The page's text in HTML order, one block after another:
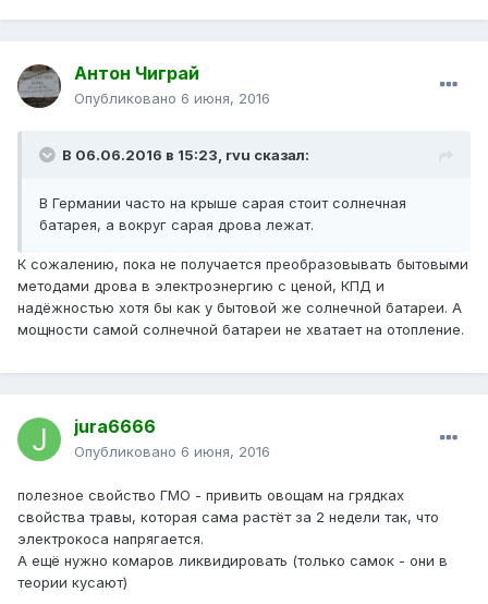
Антон Чиграй
Опубликовано 6 июня, 2016
В 06.06.2016 в 15:23, rvu сказал:
В Германии часто на крыше сарая стоит солнечная
батарея, а вокруг сарая дрова лежат.
К сожалению, пока не получается преобразовывать бытовыми
методами дрова в электроэнергию с ценой, КПД и
надёжностью хотя бы как у бытовой же солнечной батареи. А
мощности самой солнечной батареи не хватает на отопление.
jura6666
Опубликовано 6 июня, 2016
полезное свойство ГМО - привить овощам на грядках
свойства травы, которая сама растёт за 2 недели так, что
электрокоса напрягается.
А ещё нужно комаров ликвидировать (только самок - они в
теории кусают)